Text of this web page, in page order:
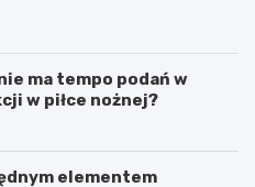
ma tempo podań w
w piłce nożnej?
elementem